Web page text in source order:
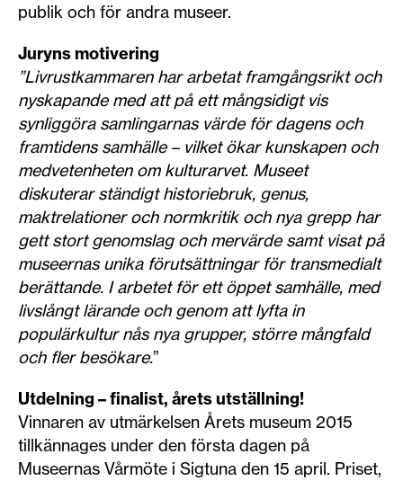
publik och för andra museer.
Juryns motivering
”Livrustkammaren har arbetat framgångsrikt och
nyskapande med att på ett mångsidigt vis
synliggöra samlingarnas värde för dagens och
framtidens samhälle – vilket ökar kunskapen och
medvetenheten om kulturarvet. Museet
diskuterar ständigt historiebruk, genus,
maktrelationer och normkritik och nya grepp har
gett stort genomslag och mervärde samt visat på
museernas unika förutsättningar för transmedialt
berättande. I arbetet för ett öppet samhälle, med
livslångt lärande och genom att lyfta in
populärkultur nås nya grupper, större mångfald
och fler besökare.”
Utdelning – finalist, årets utställning!
Vinnaren av utmärkelsen Årets museum 2015
tillkännages under den första dagen på
Museernas Vårmöte i Sigtuna den 15 april. Priset,